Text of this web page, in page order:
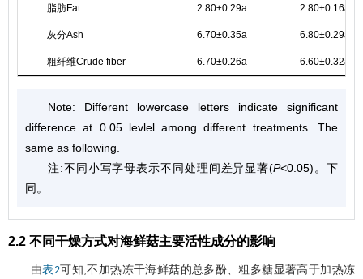
脂肪Fat 2.80±0.29a 2.80±0.16a
灰分Ash 6.70±0.35a 6.80±0.29a
粗纤维Crude fiber 6.70±0.26a 6.60±0.32a
Note: Different lowercase letters indicate significant
difference at 0.05 levlel among different treatments. The
same as following.
注:不同小写字母表示不同处理间差异显著(P<0.05)。下
同。
2.2 不同干燥方式对海鲜菇主要活性成分的影响
由表2可知,不加热冻干海鲜菇的总多酚、粗多糖显著高于加热冻